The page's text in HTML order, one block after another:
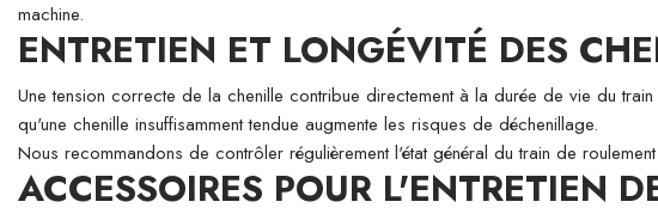
machine.
ENTRETIEN ET LONGÉVITÉ DES
Une tension correcte de la chenille contribue directement à la durée de vie du
qu'une chenille insuffisamment tendue augmente les risques de déchenillage.
Nous recommandons de contrôler régulièrement l'état général du train de
ACCESSOIRES POUR L'ENTRETIEN